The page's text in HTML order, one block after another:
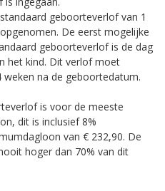
geboorteverlof van 1
De eerst mogelijke
geboorteverlof is de dag
het kind. Dit verlof moet
na de geboortedatum.
is voor de meeste
dit is inclusief 8%
van € 232,90. De
hoger dan 70% van dit